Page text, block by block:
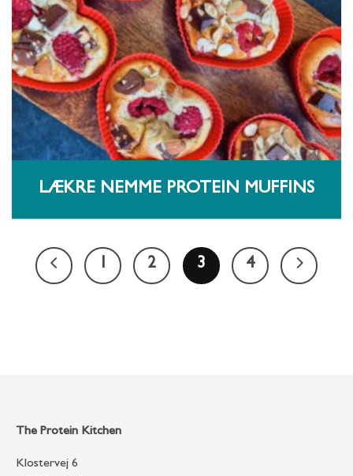
LÆKRE NEMME PROTEIN MUFFINS
1 2 3 4
The Protein Kitchen
Klostervej 6